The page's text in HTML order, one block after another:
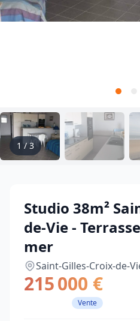
1 /3
Studio 38m²
de-Vie -
mer
Saint-Gilles-Croix-de-
215 000 €
Vente